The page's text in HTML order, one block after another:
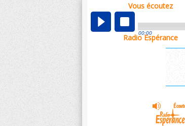
Vous écoutez
00:00
Radio Espérance
00:04
01:03 Sentinelles
01:32 10 minutes
Nouveau
Si tu savais
En Toi nos